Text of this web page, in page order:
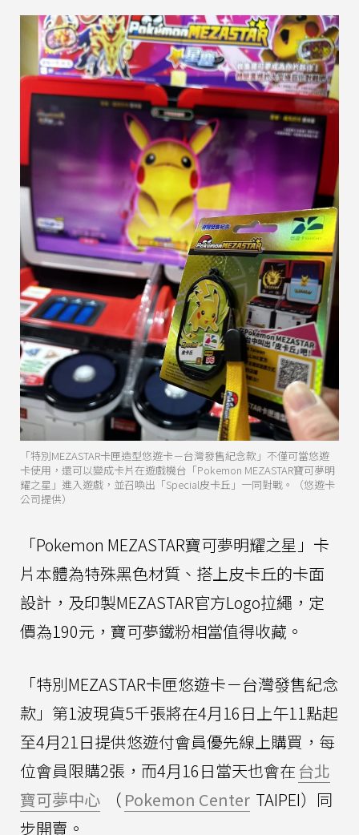
「特別MEZASTAR卡匣造型悠遊卡－台灣發售紀念款」不僅可當悠遊
卡使用，還可以變成卡片在遊戲機台「Pokemon MEZASTAR寶可夢明
耀之星」進入遊戲，並召喚出「Special皮卡丘」一同對戰。（悠遊卡
公司提供）
「Pokemon MEZASTAR寶可夢明耀之星」卡
片本體為特殊黑色材質、搭上皮卡丘的卡面
設計，及印製MEZASTAR官方Logo拉繩，定
價為190元，寶可夢鐵粉相當值得收藏。
「特別MEZASTAR卡匣悠遊卡－台灣發售紀念
款」第1波現貨5千張將在4月16日上午11點起
至4月21日提供悠遊付會員優先線上購買，每
位會員限購2張，而4月16日當天也會在 台北
寶可夢中心
（ Pokemon Center TAIPEI）同
步開賣。